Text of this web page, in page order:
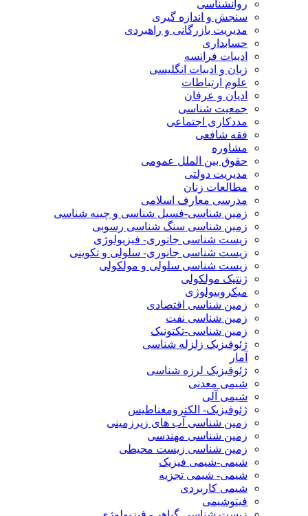
روانشناسی
سنجش و اندازه گیری
مدیریت بازرگانی و راهبردی
حسابداری
ادبیات فرانسه
زبان و ادبیات انگلیسی
علوم ارتباطات
ادیان و عرفان
جمعیت شناسی
مددکاری اجتماعی
فقه شافعی
مشاوره
حقوق بین الملل عمومی
مدیریت دولتی
مطالعات زنان
مدرسی معارف اسلامی
زمین شناسی-فسیل شناسی و چینه شناسی
زمین شناسی سنگ شناسی رسوبی
زیست شناسی جانوری- فیزیولوژی
زیست شناسی جانوری- سلولی و تکوینی
زیست شناسی سلولی و مولکولی
ژنتیک مولکولی
میکروبیولوژی
زمین شناسی اقتصادی
زمین شناسی نفت
زمین شناسی-تکتونیک
ژئوفیزیک زلزله شناسی
آمار
ژئوفیزیک لرزه شناسی
شیمی معدنی
شیمی آلی
ژئوفیزیک- الکترومغناطیس
زمین شناسی آب های زیرزمینی
زمین شناسی مهندسی
زمین شناسی زیست محیطی
شیمی-شیمی فیزیک
شیمی- شیمی تجزیه
شیمی کاربردی
فیتوشیمی